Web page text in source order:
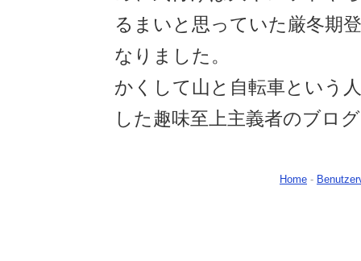
るまいと思っていた厳冬期
なりました。
かくして山と自転車という
した趣味至上主義者のブロ
Home -